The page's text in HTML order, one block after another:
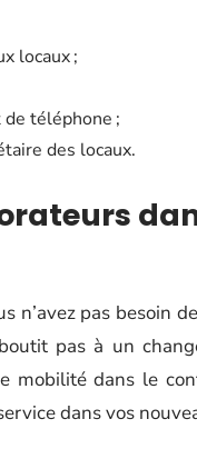
locaux ;
téléphone ;
des locaux.
pas besoin
pas à un
mobilité dans le
dans vos